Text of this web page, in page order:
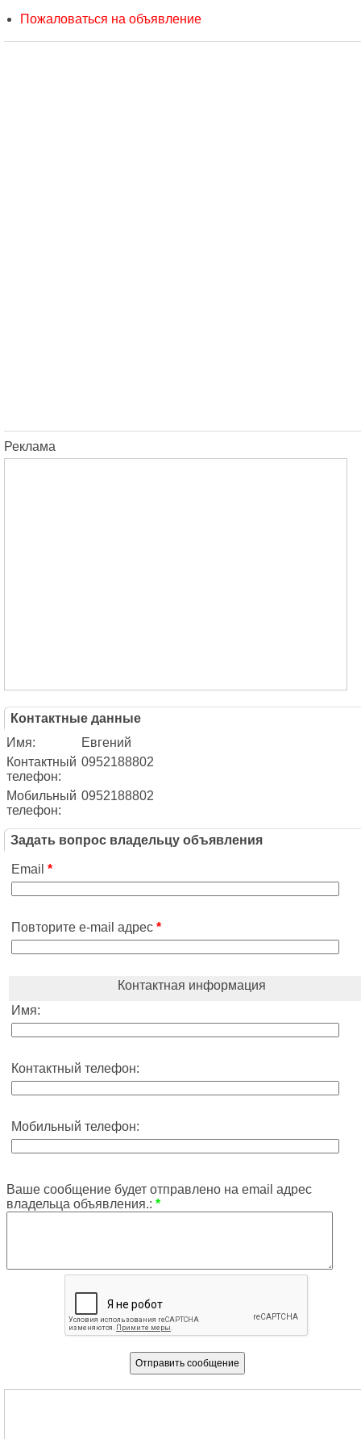
Пожаловаться на объявление
Реклама
Контактные данные
Имя:
Евгений
Контактный
телефон:
0952188802
Мобильный
телефон:
0952188802
Задать вопрос владельцу объявления
Email *
Повторите e-mail адрес *
Контактная информация
Имя:
Контактный телефон:
Мобильный телефон:
Ваше сообщение будет отправлено на email адрес
владельца объявления.: *